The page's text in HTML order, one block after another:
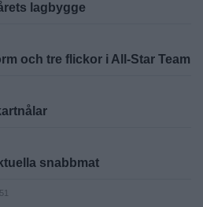
lagbygge
och tre flickor i All-Star Team
snabbmat